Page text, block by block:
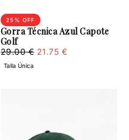
Gorra Técnica Azul Capote
Golf
25 % OFF
21.75
€
Regular
price
29.00 € Minimum
21.75 €
Talla Única